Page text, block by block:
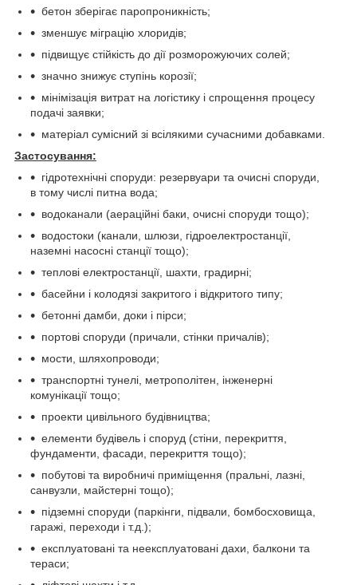
бетон зберігає паропроникність;
зменшує міграцію хлоридів;
підвищує стійкість до дії розморожуючих солей;
значно знижує ступінь корозії;
мінімізація витрат на логістику і спрощення процесу
подачі заявки;
матеріал сумісний зі всілякими сучасними добавками.
Застосування:
гідротехнічні споруди: резервуари та очисні споруди,
в тому числі питна вода;
водоканали (аераційні баки, очисні споруди тощо);
водостоки (канали, шлюзи, гідроелектростанції,
наземні насосні станції тощо);
теплові електростанції, шахти, градирні;
басейни і колодязі закритого і відкритого типу;
бетонні дамби, доки і пірси;
портові споруди (причали, стінки причалів);
мости, шляхопроводи;
транспортні тунелі, метрополітен, інженерні
комунікації тощо;
проекти цивільного будівництва;
елементи будівель і споруд (стіни, перекриття,
фундаменти, фасади, перекриття тощо);
побутові та виробничі приміщення (пральні, лазні,
санвузли, майстерні тощо);
підземні споруди (паркінги, підвали, бомбосховища,
гаражі, переходи і т.д.);
експлуатовані та неексплуатовані дахи, балкони та
тераси;